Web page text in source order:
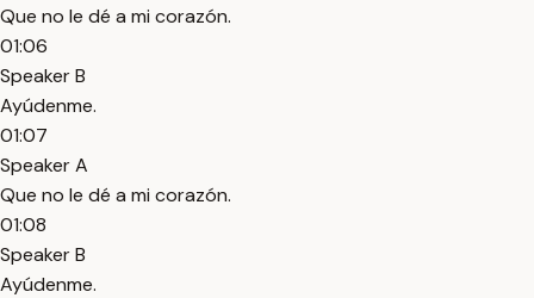
Que no le dé a mi corazón.
01:06
Speaker B
Ayúdenme.
01:07
Speaker A
Que no le dé a mi corazón.
01:08
Speaker B
Ayúdenme.